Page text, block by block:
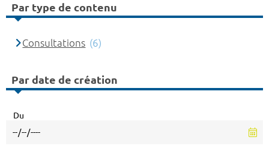
Par type de contenu
Consultations (6)
Par date de création
Du